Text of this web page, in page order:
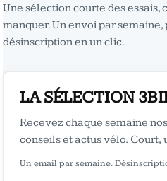
Une sélection courte des essais,
manquer. Un envoi par
désinscription en un clic.
LA SÉLECTION
Recevez chaque semaine
conseils et actus vélo. Court,
Un email par semaine.